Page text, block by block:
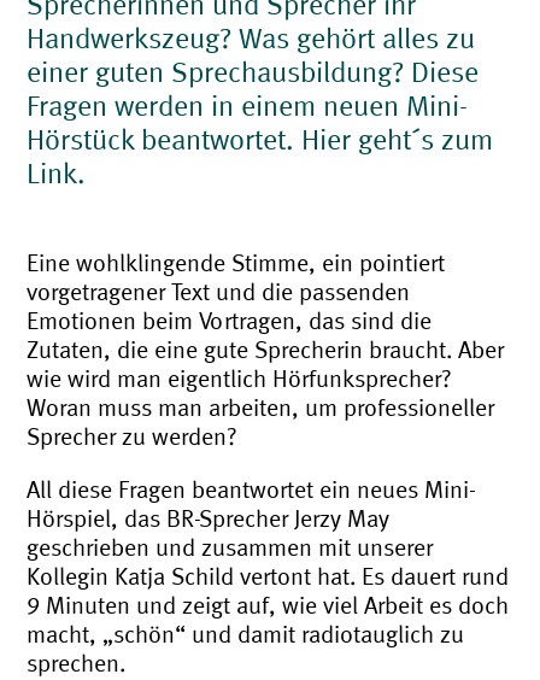
Handwerkszeug? Was gehört alles zu
einer guten Sprechausbildung? Diese
Fragen werden in einem neuen Mini-
Hörstück beantwortet. Hier geht´s zum
Link.
Eine wohlklingende Stimme, ein pointiert
vorgetragener Text und die passenden
Emotionen beim Vortragen, das sind die
Zutaten, die eine gute Sprecherin braucht. Aber
wie wird man eigentlich Hörfunksprecher?
Woran muss man arbeiten, um professioneller
Sprecher zu werden?
All diese Fragen beantwortet ein neues Mini-
Hörspiel, das BR-Sprecher Jerzy May
geschrieben und zusammen mit unserer
Kollegin Katja Schild vertont hat. Es dauert rund
9 Minuten und zeigt auf, wie viel Arbeit es doch
macht, „schön“ und damit radiotauglich zu
sprechen.